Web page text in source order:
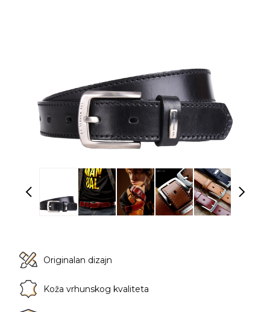
Originalan dizajn
Koža vrhunskog kvaliteta